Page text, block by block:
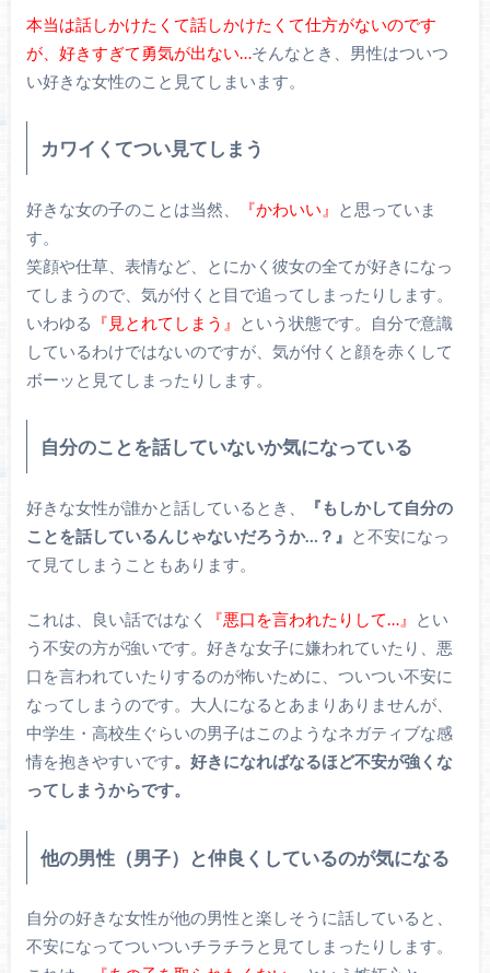
本当は話しかけたくて話しかけたくて仕方がないのです
が、好きすぎて勇気が出ない… そんなとき、男性はついつ
い好きな女性のこと見てしまいます。
カワイくてつい見てしまう
好きな女の子のことは当然、 『かわいい』
と思っていま
す。
笑顔や仕草、表情など、とにかく彼女の全てが好きになっ
てしまうので、気が付くと目で追ってしまったりします。
いわゆる 『見とれてしまう』
という状態です。自分で意識
しているわけではないのですが、気が付くと顔を赤くして
ボーッと見てしまったりします。
自分のことを話していないか気になっている
好きな女性が誰かと話しているとき、
『もしかして自分の
ことを話しているんじゃないだろうか…？』
と不安になっ
て見てしまうこともあります。
これは、良い話ではなく 『悪口を言われたりして…』
とい
う不安の方が強いです。好きな女子に嫌われていたり、悪
口を言われていたりするのが怖いために、ついつい不安に
なってしまうのです。大人になるとあまりありませんが、
中学生・高校生ぐらいの男子はこのようなネガティブな感
情を抱きやすいです。好きになればなるほど不安が強くな
ってしまうからです。
他の男性（男子）と仲良くしているのが気になる
自分の好きな女性が他の男性と楽しそうに話していると、
不安になってついついチラチラと見てしまったりします。